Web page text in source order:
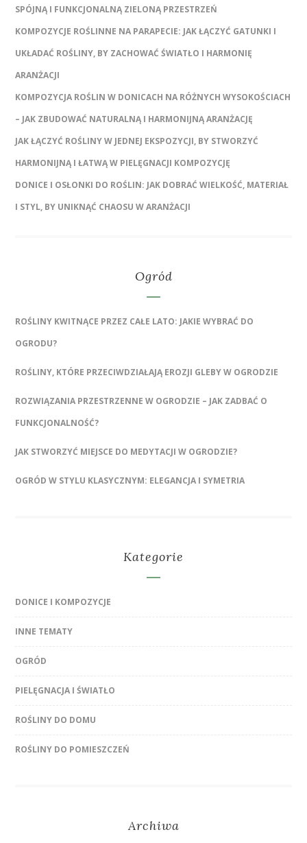
SPÓJNĄ I FUNKCJONALNĄ ZIELONĄ PRZESTRZEŃ
KOMPOZYCJE ROŚLINNE NA PARAPECIE: JAK ŁĄCZYĆ GATUNKI I
UKŁADAĆ ROŚLINY, BY ZACHOWAĆ ŚWIATŁO I HARMONIĘ
ARANŻACJI
KOMPOZYCJA ROŚLIN W DONICACH NA RÓŻNYCH WYSOKOŚCIACH
– JAK ZBUDOWAĆ NATURALNĄ I HARMONIJNĄ ARANŻACJĘ
JAK ŁĄCZYĆ ROŚLINY W JEDNEJ EKSPOZYCJI, BY STWORZYĆ
HARMONIJNĄ I ŁATWĄ W PIELĘGNACJI KOMPOZYCJĘ
DONICE I OSŁONKI DO ROŚLIN: JAK DOBRAĆ WIELKOŚĆ, MATERIAŁ
I STYL, BY UNIKNĄĆ CHAOSU W ARANŻACJI
Ogród
ROŚLINY KWITNĄCE PRZEZ CAŁE LATO: JAKIE WYBRAĆ DO
OGRODU?
ROŚLINY, KTÓRE PRZECIWDZIAŁAJĄ EROZJI GLEBY W OGRODZIE
ROZWIĄZANIA PRZESTRZENNE W OGRODZIE – JAK ZADBAĆ O
FUNKCJONALNOŚĆ?
JAK STWORZYĆ MIEJSCE DO MEDYTACJI W OGRODZIE?
OGRÓD W STYLU KLASYCZNYM: ELEGANCJA I SYMETRIA
Kategorie
DONICE I KOMPOZYCJE
INNE TEMATY
OGRÓD
PIELĘGNACJA I ŚWIATŁO
ROŚLINY DO DOMU
ROŚLINY DO POMIESZCZEŃ
Archiwa